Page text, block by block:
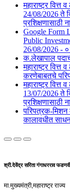
महाराष्ट्र वित्त
24/08/2026 ते
प्रशिक्षणासाठी
Google Form
Public
26/08/2026 -
क.लेखापाल
महाराष्ट्र वित्त
करणेबाबतचे
महाराष्ट्र वित्त
13/07/2026 ते
प्रशिक्षणासाठी
परिपत्रक-मिशन
कालावधीत
श्री.देवेंद्र सरिता गंगाधरराव
मा.मुख्यमंत्री,महाराष्ट्र राज्य